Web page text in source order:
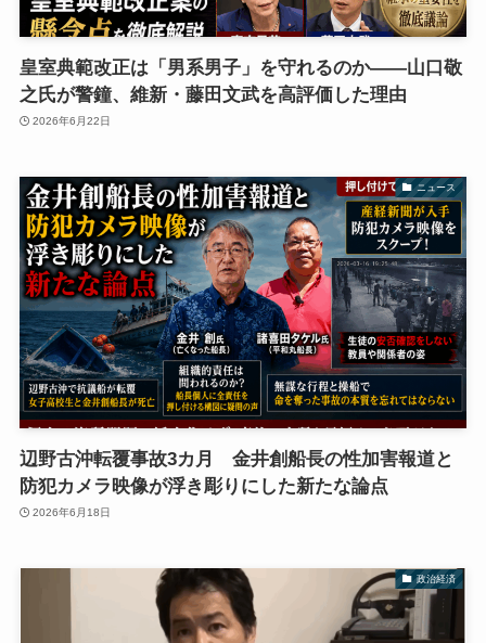
皇室典範改正は「男系男子」を守れるのか――山口敬
之氏が警鐘、維新・藤田文武を高評価した理由
2026年6月22日
ニュース
辺野古沖転覆事故3カ月 金井創船長の性加害報道と
防犯カメラ映像が浮き彫りにした新たな論点
2026年6月18日
政治経済